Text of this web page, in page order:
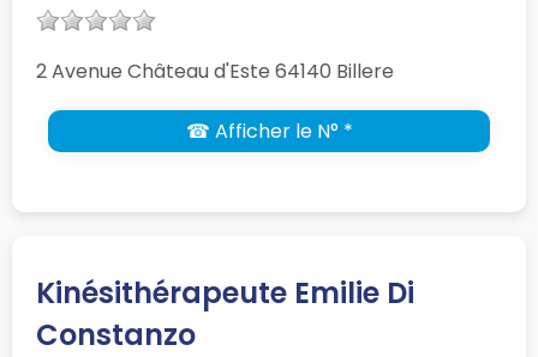
2 Avenue Château d'Este 64140 Billere
☎ Afficher le N° *
Kinésithérapeute Emilie Di
Constanzo